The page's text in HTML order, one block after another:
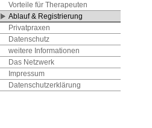
Vorteile für Therapeuten
Ablauf & Registrierung
Privatpraxen
Datenschutz
weitere Informationen
Das Netzwerk
Impressum
Datenschutzerklärung